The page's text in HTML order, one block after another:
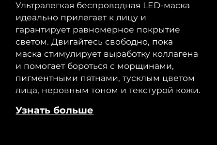
Ультралегкая беспроводная LED-маска
идеально прилегает к лицу и
гарантирует равномерное покрытие
светом. Двигайтесь свободно, пока
маска стимулирует выработку коллагена
и помогает бороться с морщинами,
пигментными пятнами, тусклым цветом
лица, неровным тоном и текстурой кожи.
Узнать больше